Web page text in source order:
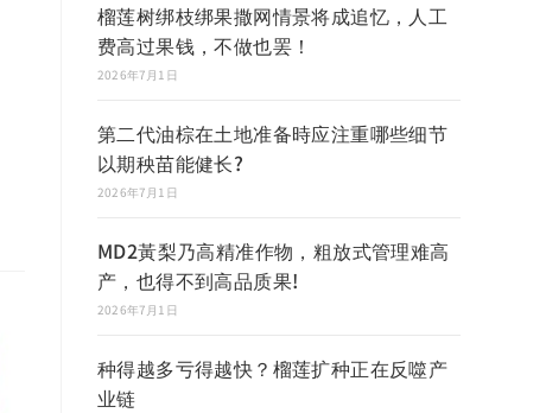
榴莲树绑枝绑果撒网情景将成追忆，人工
费高过果钱，不做也罢！
2026年7月1日
第二代油棕在土地准备時应注重哪些细节
以期秧苗能健长?
2026年7月1日
MD2黃梨乃高精准作物，粗放式管理难高
产，也得不到高品质果!
2026年7月1日
种得越多亏得越快？榴莲扩种正在反噬产
业链